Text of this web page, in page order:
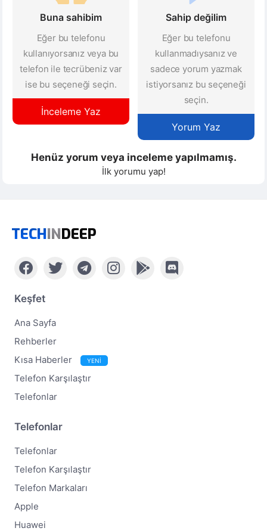
Buna sahibim
Eğer bu telefonu
kullanıyorsanız veya bu
telefon ile tecrübeniz var
ise bu seçeneği seçin.
İnceleme Yaz
Sahip değilim
Eğer bu telefonu
kullanmadıysanız ve
sadece yorum yazmak
istiyorsanız bu seçeneği
seçin.
Yorum Yaz
Henüz yorum veya inceleme yapılmamış.
İlk yorumu yap!
TECHINDEEP
Keşfet
Ana Sayfa
Rehberler
Kısa Haberler
YENİ
Telefon Karşılaştır
Telefonlar
Telefonlar
Telefonlar
Telefon Karşılaştır
Telefon Markaları
Apple
Huawei